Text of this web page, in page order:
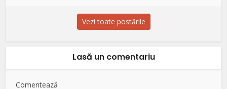
Vezi toate postările
Lasă un comentariu
Comentează